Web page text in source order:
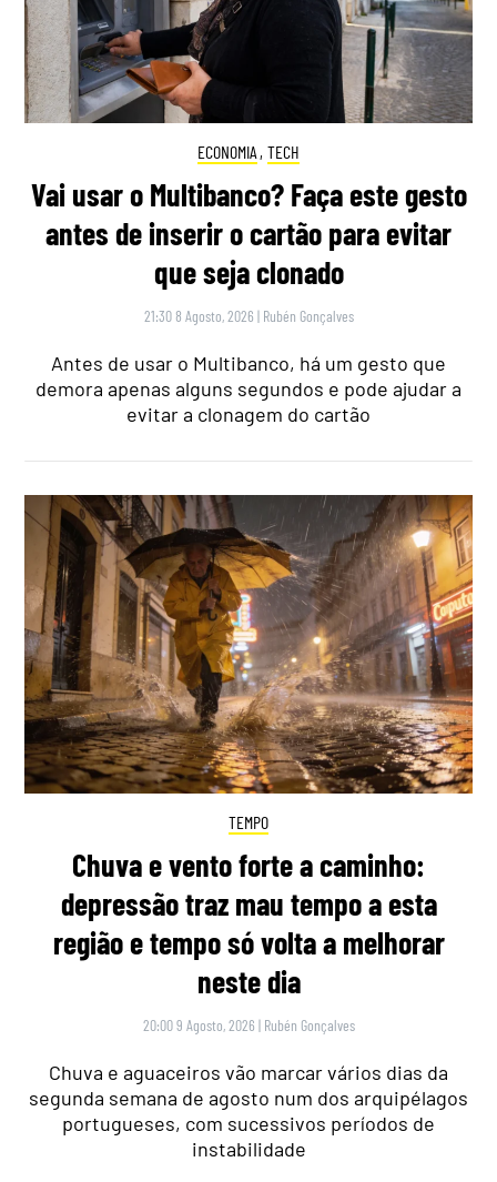
ECONOMIA , TECH
Vai usar o Multibanco? Faça este gesto
antes de inserir o cartão para evitar
que seja clonado
21:30 8 Agosto, 2026 | Rubén Gonçalves
Antes de usar o Multibanco, há um gesto que
demora apenas alguns segundos e pode ajudar a
evitar a clonagem do cartão
TEMPO
Chuva e vento forte a caminho:
depressão traz mau tempo a esta
região e tempo só volta a melhorar
neste dia
20:00 9 Agosto, 2026 | Rubén Gonçalves
Chuva e aguaceiros vão marcar vários dias da
segunda semana de agosto num dos arquipélagos
portugueses, com sucessivos períodos de
instabilidade